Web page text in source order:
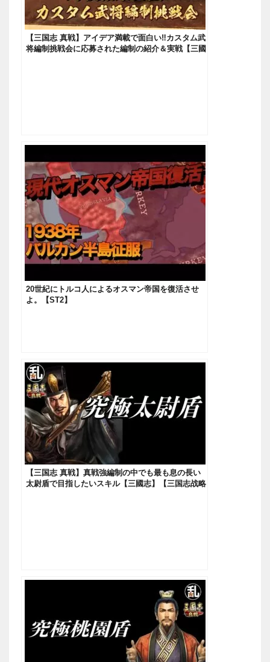
【三国志 真戦】アイデア満載で面白い‼カスタム武
将編制挑戦会に応募された編制の紹介＆実戦【三國
20世紀にトルコ人によるオスマン帝国を復活させ
よ。【ST2】
【三国志 真戦】真戦強編制の中でも最も息の長い
太尉盾で目指したいスキル【三國志】【三国志战略